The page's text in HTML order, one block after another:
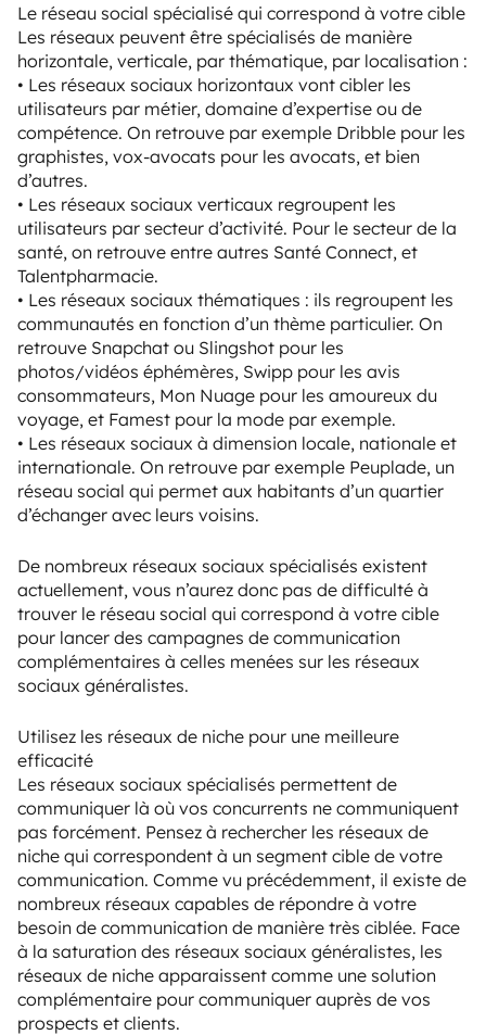
Le réseau social spécialisé qui correspond à votre cible
Les réseaux peuvent être spécialisés de manière
horizontale, verticale, par thématique, par localisation :
• Les réseaux sociaux horizontaux vont cibler les
utilisateurs par métier, domaine d’expertise ou de
compétence. On retrouve par exemple Dribble pour les
graphistes, vox-avocats pour les avocats, et bien
d’autres.
• Les réseaux sociaux verticaux regroupent les
utilisateurs par secteur d’activité. Pour le secteur de la
santé, on retrouve entre autres Santé Connect, et
Talentpharmacie.
• Les réseaux sociaux thématiques : ils regroupent les
communautés en fonction d’un thème particulier. On
retrouve Snapchat ou Slingshot pour les
photos/vidéos éphémères, Swipp pour les avis
consommateurs, Mon Nuage pour les amoureux du
voyage, et Famest pour la mode par exemple.
• Les réseaux sociaux à dimension locale, nationale et
internationale. On retrouve par exemple Peuplade, un
réseau social qui permet aux habitants d’un quartier
d’échanger avec leurs voisins.
De nombreux réseaux sociaux spécialisés existent
actuellement, vous n’aurez donc pas de difficulté à
trouver le réseau social qui correspond à votre cible
pour lancer des campagnes de communication
complémentaires à celles menées sur les réseaux
sociaux généralistes.
Utilisez les réseaux de niche pour une meilleure
efficacité
Les réseaux sociaux spécialisés permettent de
communiquer là où vos concurrents ne communiquent
pas forcément. Pensez à rechercher les réseaux de
niche qui correspondent à un segment cible de votre
communication. Comme vu précédemment, il existe de
nombreux réseaux capables de répondre à votre
besoin de communication de manière très ciblée. Face
à la saturation des réseaux sociaux généralistes, les
réseaux de niche apparaissent comme une solution
complémentaire pour communiquer auprès de vos
prospects et clients.